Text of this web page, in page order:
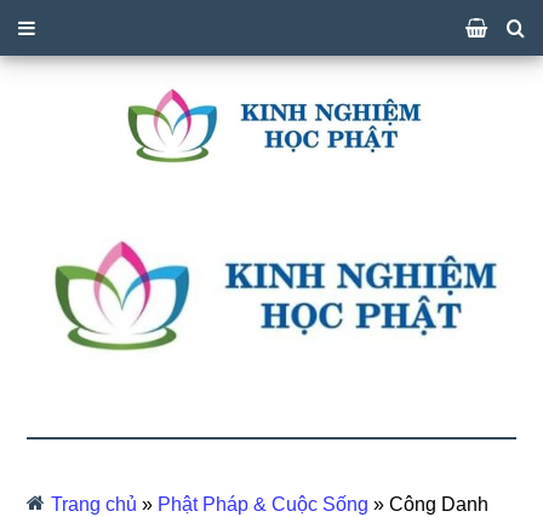
Trang chủ » Phật Pháp & Cuộc Sống »Công Danh